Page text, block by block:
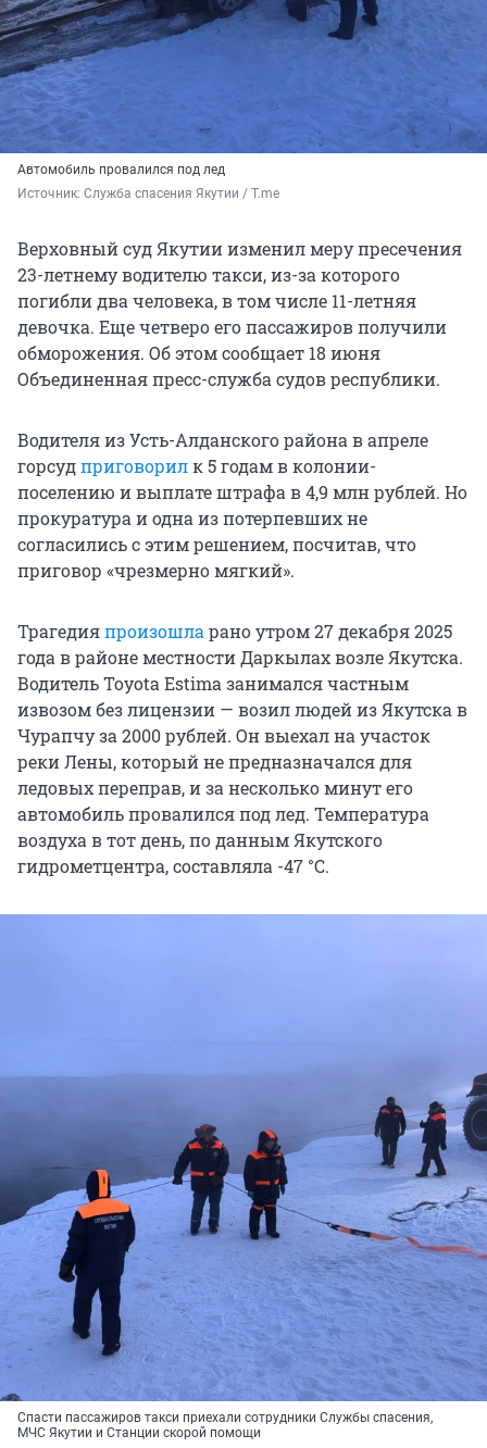
Автомобиль провалился под лед
Источник: Служба спасения Якутии / T.me
Верховный суд Якутии изменил меру пресечения
23-летнему водителю такси, из-за которого
погибли два человека, в том числе 11-летняя
девочка. Еще четверо его пассажиров получили
обморожения. Об этом сообщает 18 июня
Объединенная пресс-служба судов республики.
Водителя из Усть-Алданского района в апреле
горсудприговорилк 5 годам в колонии-
поселению и выплате штрафа в 4,9 млн рублей. Но
прокуратура и одна из потерпевших не
согласились с этим решением, посчитав, что
приговор «чрезмерно мягкий».
Трагедияпроизошла рано утром 27 декабря 2025
года в районе местности Даркылах возле Якутска.
Водитель Toyota Estima занимался частным
извозом без лицензии — возил людей из Якутска в
Чурапчу за 2000 рублей. Он выехал на участок
реки Лены, который не предназначался для
ледовых переправ, и за несколько минут его
автомобиль провалился под лед. Температура
воздуха в тот день, по данным Якутского
гидрометцентра, составляла -47 °С.
Спасти пассажиров такси приехали сотрудники Службы спасения,
МЧС Якутии и Станции скорой помощи